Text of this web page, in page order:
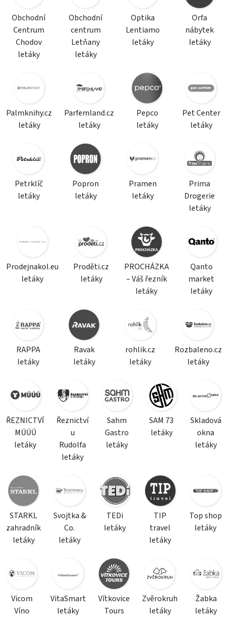
Obchodní
Centrum
Chodov
letáky
Obchodní
centrum
Letňany
letáky
Optika
Lentiamo
letáky
Orfa
nábytek
letáky
Palmknihy.cz
letáky
Parfemland.cz
letáky
Pepco
letáky
Pet Center
letáky
Petrklíč
letáky
Popron
letáky
Pramen
letáky
Prima
Drogerie
letáky
Prodejnakol.eu
letáky
Proděti.cz
letáky
PROCHÁZKA
– Váš řezník
letáky
Qanto
market
letáky
RAPPA
letáky
Ravak
letáky
rohlik.cz
letáky
Rozbaleno.cz
letáky
ŘEZNICTVÍ
MÚÚÚ
letáky
Řeznictví
u
Rudolfa
letáky
Sahm
Gastro
letáky
SAM 73
letáky
Skladová
okna
letáky
STARKL
zahradník
letáky
Svojtka &
Co.
letáky
TEDi
letáky
TIP
travel
letáky
Top shop
letáky
Vicom
Víno
VitaSmart
letáky
Vítkovice
Tours
Zvěrokruh
letáky
Žabka
letáky